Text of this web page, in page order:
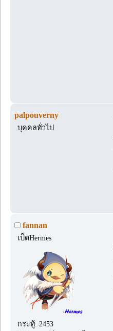
palpouverny
บุคคลทั่วไป
fannan
เป็ดHermes
กระทู้: 2453